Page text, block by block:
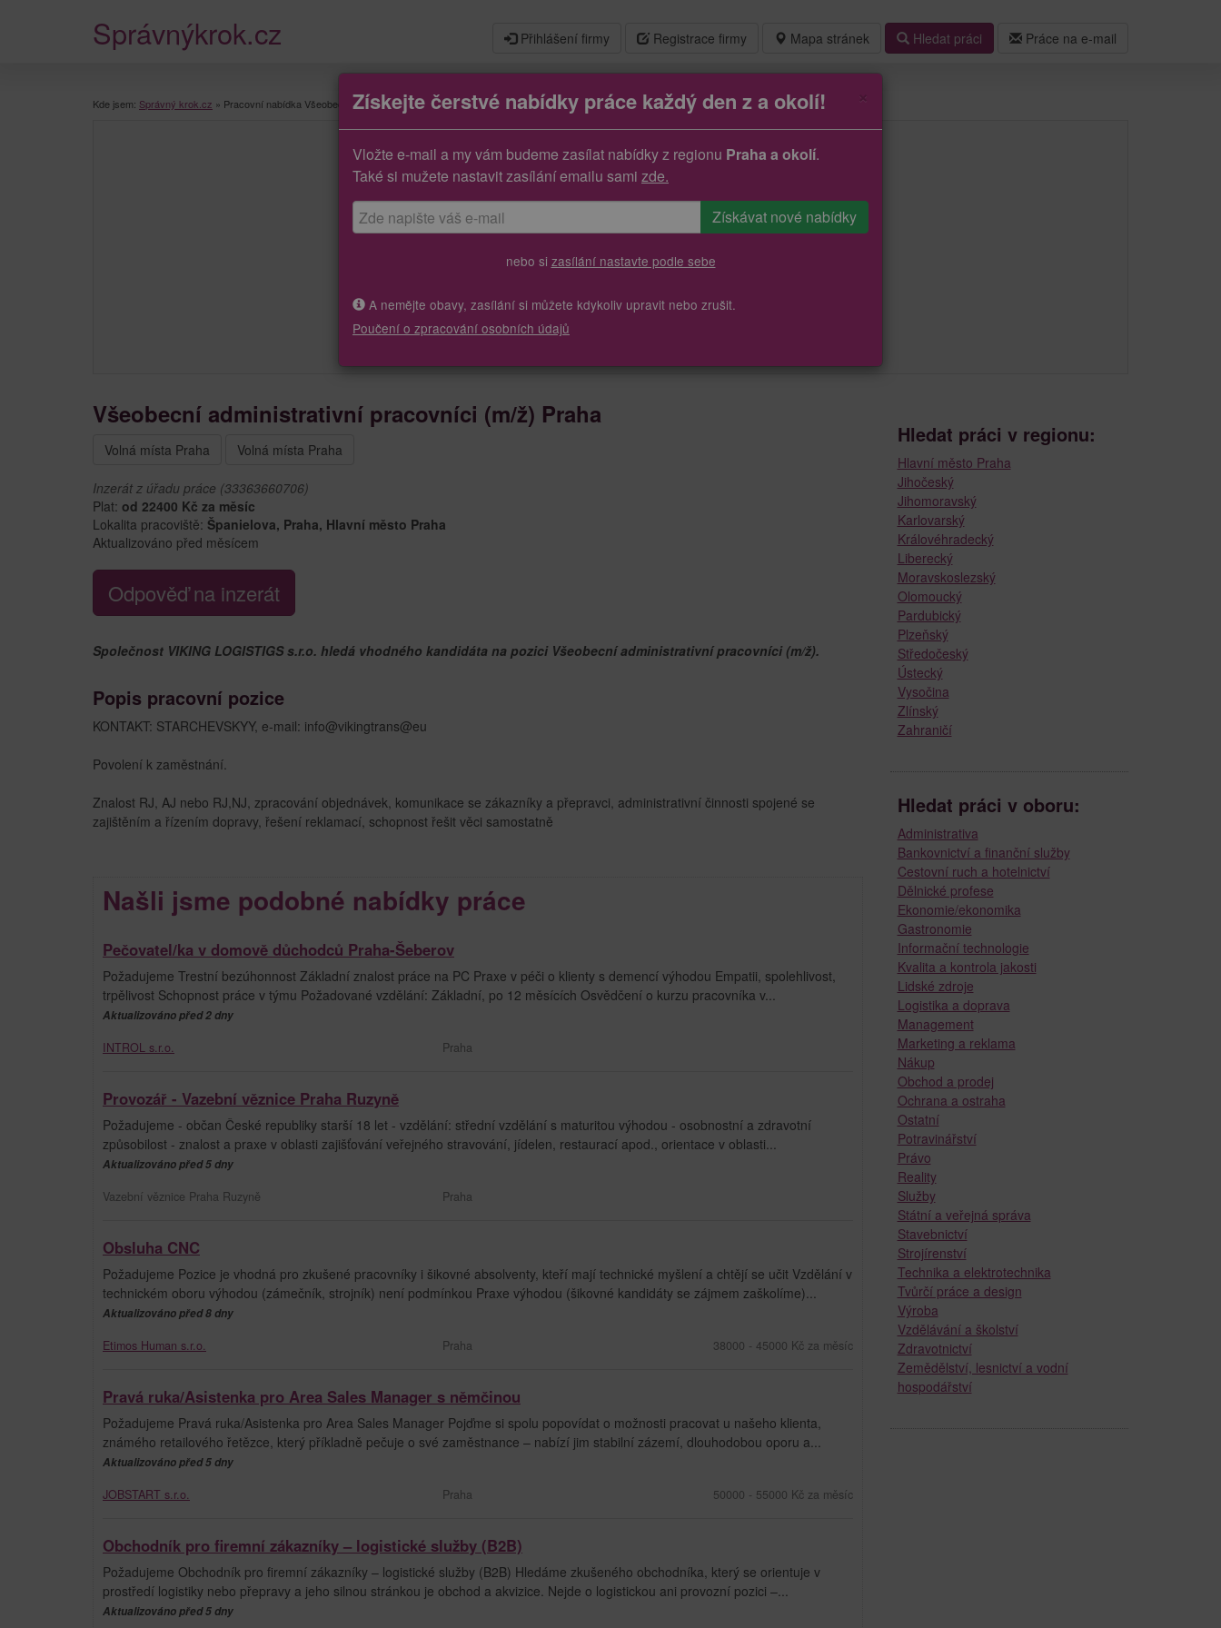
Mapa stránek Hledat práci Práce na e-mail
Správnýkrok.cz Přihlášení firmy Registrace firmy
Kde jsem: Správný krok.cz » Pracovní nabídka Všeobecní administrativní pracovníci (m/ž)
Všeobecní administrativní pracovníci (m/ž) Praha
Volná místa Praha Volná místa Praha
Inzerát z úřadu práce (33363660706)
Plat: od 22400 Kč za měsíc
Lokalita pracoviště: Španielova, Praha, Hlavní město Praha
Aktualizováno před měsícem
Odpověď na inzerát
Společnost VIKING LOGISTIGS s.r.o. hledá vhodného kandidáta na pozici Všeobecní administrativní pracovníci (m/ž).
Popis pracovní pozice
KONTAKT: STARCHEVSKYY, e-mail: info@vikingtrans@eu
Povolení k zaměstnání.
Znalost RJ, AJ nebo RJ,NJ, zpracování objednávek, komunikace se zákazníky a přepravci, administrativní činnosti spojené se
zajištěním a řízením dopravy, řešení reklamací, schopnost řešit věci samostatně
Našli jsme podobné nabídky práce
Pečovatel/ka v domově důchodců Praha-Šeberov
Požadujeme Trestní bezúhonnost Základní znalost práce na PC Praxe v péči o klienty s demencí výhodou Empatii, spolehlivost,
trpělivost Schopnost práce v týmu Požadované vzdělání: Základní, po 12 měsících Osvědčení o kurzu pracovníka v...
Aktualizováno před 2 dny
INTROL s.r.o. Praha
Provozář - Vazební věznice Praha Ruzyně
Požadujeme - občan České republiky starší 18 let - vzdělání: střední vzdělání s maturitou výhodou - osobnostní a zdravotní
způsobilost - znalost a praxe v oblasti zajišťování veřejného stravování, jídelen, restaurací apod., orientace v oblasti...
Aktualizováno před 5 dny
Vazební věznice Praha Ruzyně Praha
Obsluha CNC
Požadujeme Pozice je vhodná pro zkušené pracovníky i šikovné absolventy, kteří mají technické myšlení a chtějí se učit Vzdělání v
technickém oboru výhodou (zámečník, strojník) není podmínkou Praxe výhodou (šikovné kandidáty se zájmem zaškolíme)...
Aktualizováno před 8 dny
Etimos Human s.r.o. Praha 38000 - 45000 Kč za měsíc
Pravá ruka/Asistenka pro Area Sales Manager s němčinou
Požadujeme Pravá ruka/Asistenka pro Area Sales Manager Pojďme si spolu popovídat o možnosti pracovat u našeho klienta,
známého retailového řetězce, který příkladně pečuje o své zaměstnance – nabízí jim stabilní zázemí, dlouhodobou oporu a...
Aktualizováno před 5 dny
JOBSTART s.r.o. Praha 50000 - 55000 Kč za měsíc
Obchodník pro firemní zákazníky – logistické služby (B2B)
Požadujeme Obchodník pro firemní zákazníky – logistické služby (B2B) Hledáme zkušeného obchodníka, který se orientuje v
prostředí logistiky nebo přepravy a jeho silnou stránkou je obchod a akvizice. Nejde o logistickou ani provozní pozici –...
Aktualizováno před 5 dny
Získejte čerstvé nabídky práce každý den z a okolí!
Vložte e-mail a my vám budeme zasílat nabídky z regionu Praha a okolí.
Také si mužete nastavit zasílání emailu sami zde.
nebo si zasílání nastavte podle sebe
A nemějte obavy, zasílání si můžete kdykoliv upravit nebo zrušit.
Poučení o zpracování osobních údajů
Hledat práci v regionu:
Hlavní město Praha
Jihočeský
Jihomoravský
Karlovarský
Královéhradecký
Liberecký
Moravskoslezský
Olomoucký
Pardubický
Plzeňský
Středočeský
Ústecký
Vysočina
Zlínský
Zahraničí
Hledat práci v oboru:
Administrativa
Bankovnictví a finanční služby
Cestovní ruch a hotelnictví
Dělnické profese
Ekonomie/ekonomika
Gastronomie
Informační technologie
Kvalita a kontrola jakosti
Lidské zdroje
Logistika a doprava
Management
Marketing a reklama
Nákup
Obchod a prodej
Ochrana a ostraha
Ostatní
Potravinářství
Právo
Reality
Služby
Státní a veřejná správa
Stavebnictví
Strojírenství
Technika a elektrotechnika
Tvůrčí práce a design
Výroba
Vzdělávání a školství
Zdravotnictví
Zemědělství, lesnictví a vodní
hospodářství